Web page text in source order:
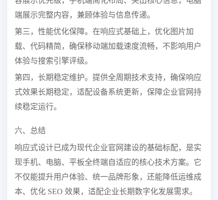
端展示完整内容，兼顾体验与信息传递。
第三，性能优化保障。在响应式基础上，优化图片加
载、代码精简，确保移动端加载速度流畅，不影响用户
体验与搜索引擎评级。
第四，长期稳定维护。提供全周期技术支持，确保响应
式效果长期稳定，适配设备系统更新，保障企业官网持
续稳定运行。
六、总结
响应式设计已成为现代企业官网建设的基础标配，是实
现手机、电脑、平板全终端自适应的核心技术方案。它
不仅能提升用户体验、统一品牌形象，还能降低运维成
本、优化 SEO 效果，适配企业长期数字化发展需求。